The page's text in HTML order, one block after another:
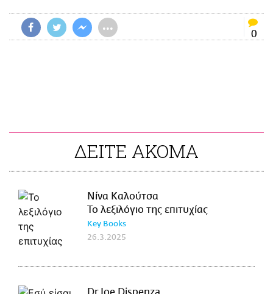
•••
0
ΔΕΙΤΕ ΑΚΟΜΑ
Νίνα Καλούτσα
Το λεξιλόγιο της επιτυχίας
Key Books
26.3.2025